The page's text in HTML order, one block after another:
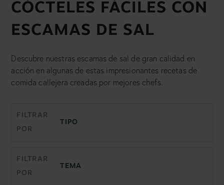
CÓCTELES FÁCILES CON
ESCAMAS DE SAL
Descubre nuestras escamas de sal de gran calidad en
acción en algunas de estas impresionantes recetas de
comida callejera creadas por mejores chefs.
FILTRAR
POR
FILTRAR
POR